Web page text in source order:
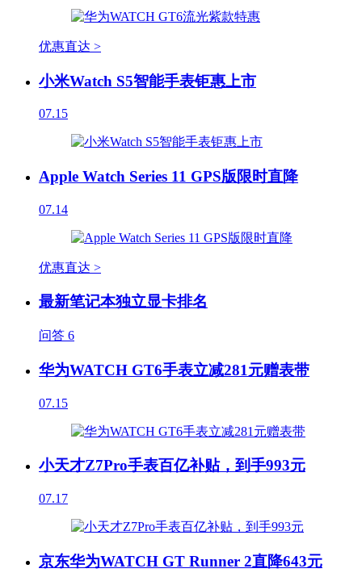
优惠直达 >
小米Watch S5智能手表钜惠上市
07.15
Apple Watch Series 11 GPS版限时直降
07.14
优惠直达 >
最新笔记本独立显卡排名
问答 6
华为WATCH GT6手表立减281元赠表带
07.15
小天才Z7Pro手表百亿补贴，到手993元
07.17
京东华为WATCH GT Runner 2直降643元